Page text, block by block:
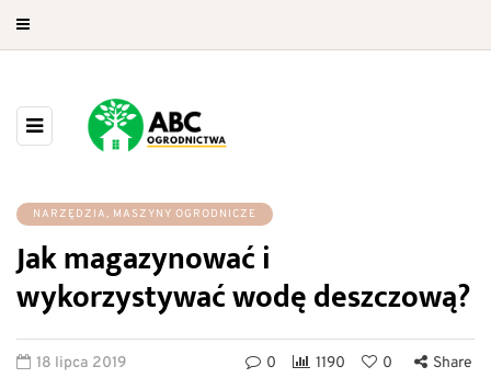
NARZĘDZIA, MASZYNY OGRODNICZE
Jak magazynować i
wykorzystywać wodę deszczową?
18 lipca 2019 0 1190 0 Share